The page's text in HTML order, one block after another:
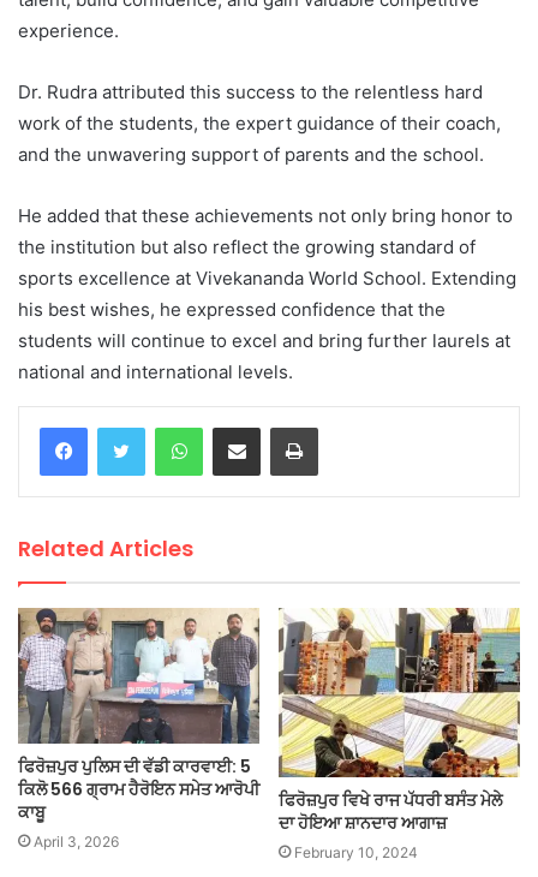
experience.
Dr. Rudra attributed this success to the relentless hard
work of the students, the expert guidance of their coach,
and the unwavering support of parents and the school.
He added that these achievements not only bring honor to
the institution but also reflect the growing standard of
sports excellence at Vivekananda World School. Extending
his best wishes, he expressed confidence that the
students will continue to excel and bring further laurels at
national and international levels.
WhatsAppShare via Email Print
Related Articles
ਫਿਰੋਜ਼ਪੁਰ ਪੁਲਿਸ ਦੀ ਵੱਡੀ ਕਾਰਵਾਈ: 5
ਕਿਲੋ 566 ਗ੍ਰਾਮ ਹੈਰੋਇਨ ਸਮੇਤ ਆਰੋਪੀ
ਕਾਬੂ
April 3, 2026
ਫਿਰੋਜ਼ਪੁਰ ਵਿਖੇ ਰਾਜ ਪੱਧਰੀ ਬਸੰਤ ਮੇਲੇ
ਦਾ ਹੋਇਆ ਸ਼ਾਨਦਾਰ ਆਗਾਜ਼
February 10, 2024